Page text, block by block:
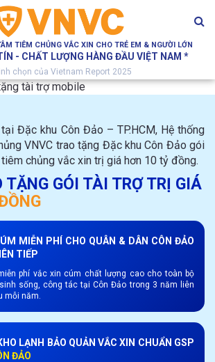
TIÊM CHỦNG VẮC XIN CHO TRẺ EM & NGƯỜI LỚN
- CHẤT LƯỢNG HÀNG ĐẦU VIỆT NAM *
chọn của Vietnam Report 2025
Đặc khu Côn Đảo – TP.HCM, Hệ thống
VNVC trao tặng Đặc khu Côn Đảo gói
chủng vắc xin trị giá hơn 10 tỷ đồng.
TẶNG GÓI TÀI TRỢ TRỊ GIÁ
MIỄN PHÍ CHO QUÂN & DÂN CÔN ĐẢO
TIẾP
phí vắc xin cúm chất lượng cao cho toàn bộ
sống, công tác tại Côn Đảo trong 3 năm liên
mỗi năm.
LẠNH BẢO QUẢN VẮC XIN CHUẨN GSP
ĐẢO